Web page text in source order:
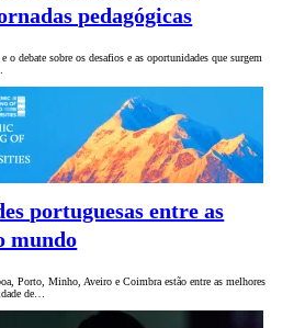
pedagógicas
o debate sobre os desafios e as oportunidades que surgem
portuguesas entre as
mundo
Porto, Minho, Aveiro e Coimbra estão entre as melhores
de…